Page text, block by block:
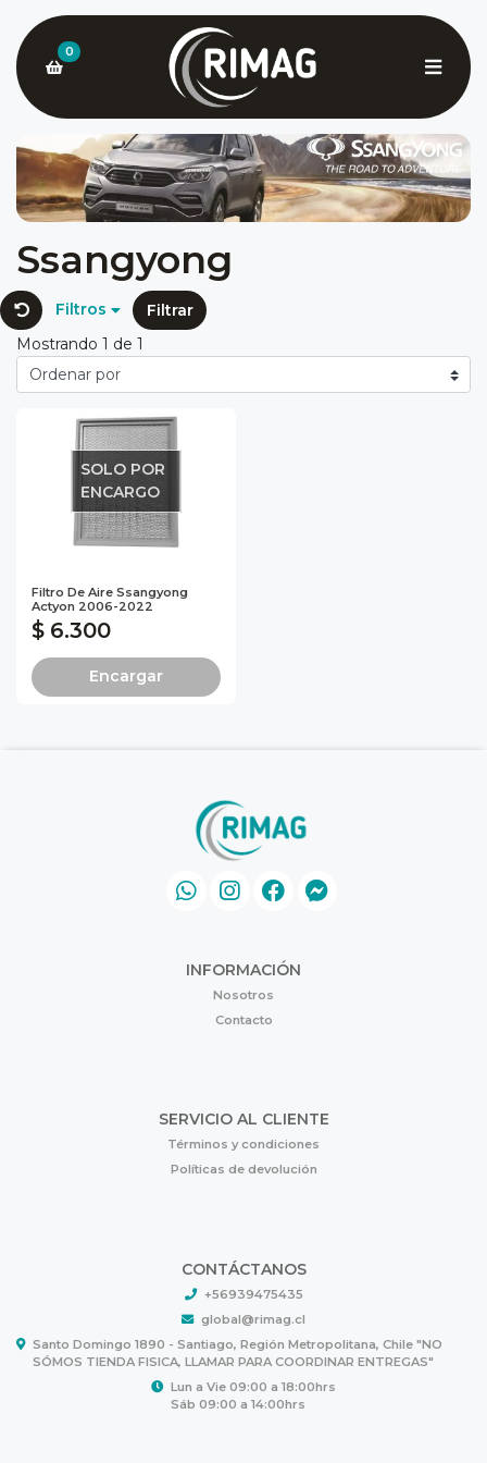
0
Ssangyong
Filtros
Filtrar
Mostrando 1 de 1
SOLO POR
ENCARGO
Filtro De Aire Ssangyong
Actyon 2006-2022
$ 6.300
Encargar
INFORMACIÓN
Nosotros
Contacto
SERVICIO AL CLIENTE
Términos y condiciones
Políticas de devolución
CONTÁCTANOS
+56939475435
global@rimag.cl
Santo Domingo 1890 - Santiago, Región Metropolitana, Chile "NO
SÓMOS TIENDA FISICA, LLAMAR PARA COORDINAR ENTREGAS"
Lun a Vie 09:00 a 18:00hrs
Sáb 09:00 a 14:00hrs